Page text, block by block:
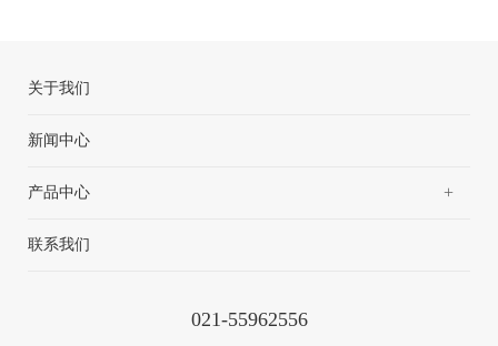
关于我们
新闻中心
产品中心 +
联系我们
021-55962556